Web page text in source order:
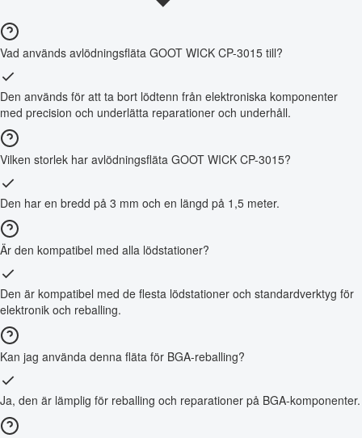
Vad används avlödningsfläta GOOT WICK CP-3015 till?
Den används för att ta bort lödtenn från elektroniska komponenter
med precision och underlätta reparationer och underhåll.
Vilken storlek har avlödningsfläta GOOT WICK CP-3015?
Den har en bredd på 3 mm och en längd på 1,5 meter.
Är den kompatibel med alla lödstationer?
Den är kompatibel med de flesta lödstationer och standardverktyg för
elektronik och reballing.
Kan jag använda denna fläta för BGA-reballing?
Ja, den är lämplig för reballing och reparationer på BGA-komponenter.